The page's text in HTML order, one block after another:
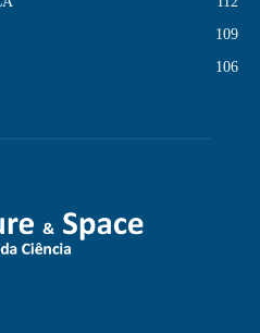
109
106